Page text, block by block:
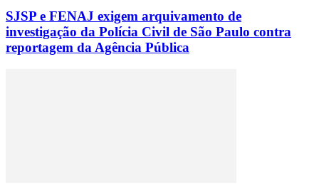
SJSP e FENAJ exigem arquivamento de
investigação da Polícia Civil de São Paulo contra
reportagem da Agência Pública